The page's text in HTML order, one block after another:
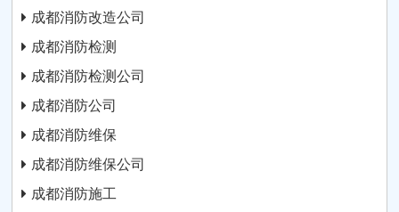
成都消防改造公司
成都消防检测
成都消防检测公司
成都消防公司
成都消防维保
成都消防维保公司
成都消防施工